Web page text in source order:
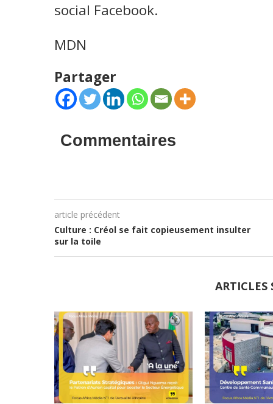
social Facebook.
MDN
Partager
Commentaires
article précédent
Culture : Créol se fait copieusement insulter
sur la toile
ARTICLES